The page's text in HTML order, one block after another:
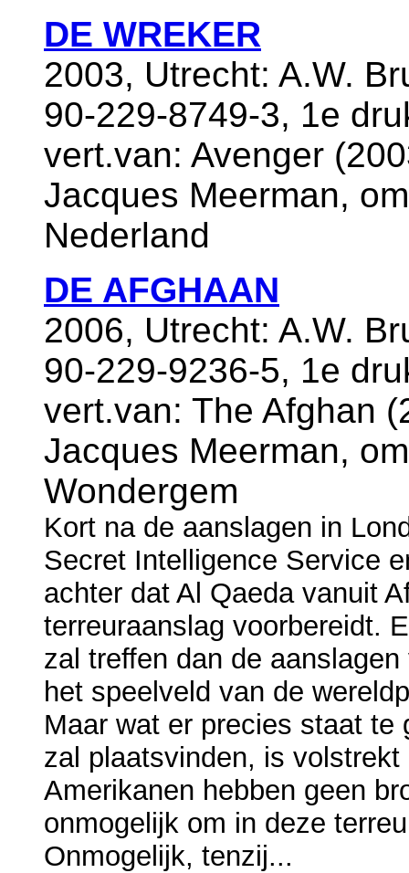
DE WREKER
2003, Utrecht: A.W.
90-229-8749-3, 1e
vert.van: Avenger
Jacques Meerman,
Nederland
DE AFGHAAN
2006, Utrecht: A.W.
90-229-9236-5, 1e
vert.van: The Afghan
Jacques Meerman,
Wondergem
Kort na de aanslagen in
Secret Intelligence Service
achter dat Al Qaeda vanuit
terreuraanslag voorbereidt.
zal treffen dan de
het speelveld van de
Maar wat er precies staat te
zal plaatsvinden, is
Amerikanen hebben geen
onmogelijk om in deze
Onmogelijk, tenzij...